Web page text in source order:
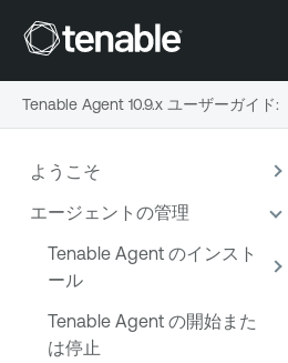
ようこそ
エージェントの管理
Tenable Agent のインスト
ール
Tenable Agent の開始また
は停止
Tenable Agent 10.9.x ユーザーガイド: